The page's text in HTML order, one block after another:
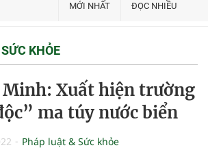
MỚI NHẤT ĐỌC NHIỀU
KHỎE
Minh: Xuất hiện trường
ma túy nước biển
Pháp luật & Sức khỏe